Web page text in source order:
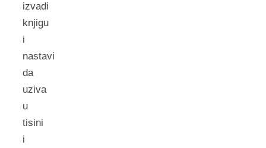
izvadi
knjigu
i
nastavi
da
uziva
u
tisini
i